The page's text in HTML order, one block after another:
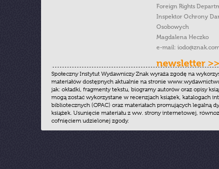
Foreign Rights
Inspektor Ochrony
Osobowych
Magdalena Heczko
e-mail:
newsletter >>
Społeczny Instytut Wydawniczy Znak wyraża zgodę na
materiałów dostępnych aktualnie na stronie
jak: okładki, fragmenty tekstu, biogramy autorów oraz opisy
mogą zostać wykorzystane w recenzjach książek, katalogach
bibliotecznych (OPAC) oraz materiałach promujących legalną
książek. Usunięcie materiału z ww. strony internetowej,
cofnięciem udzielonej zgody.